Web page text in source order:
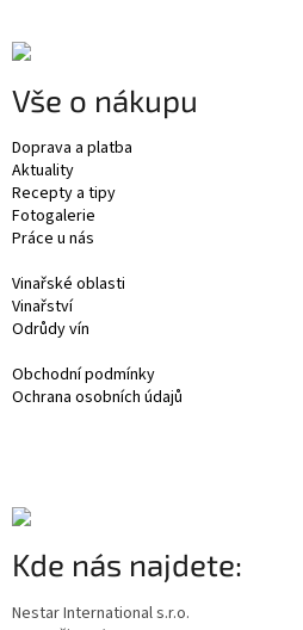
Vše o nákupu
Doprava a platba
Aktuality
Recepty a tipy
Fotogalerie
Práce u nás
Vinařské oblasti
Vinařství
Odrůdy vín
Obchodní podmínky
Ochrana osobních údajů
Kde nás najdete:
Nestar International s.r.o.